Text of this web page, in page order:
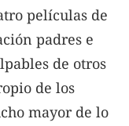
películas de
padres e
de otros
de los
mayor de lo